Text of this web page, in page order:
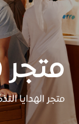
متجر
متجر الهدايا